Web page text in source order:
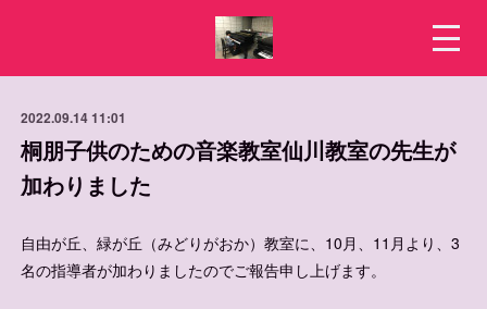
2022.09.14 11:01
桐朋子供のための音楽教室仙川教室の先生が
加わりました
自由が丘、緑が丘（みどりがおか）教室に、10月、11月より、3
名の指導者が加わりましたのでご報告申し上げます。